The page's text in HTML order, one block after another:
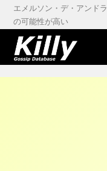
エメルソン・デ・アンド
の可能性が高い